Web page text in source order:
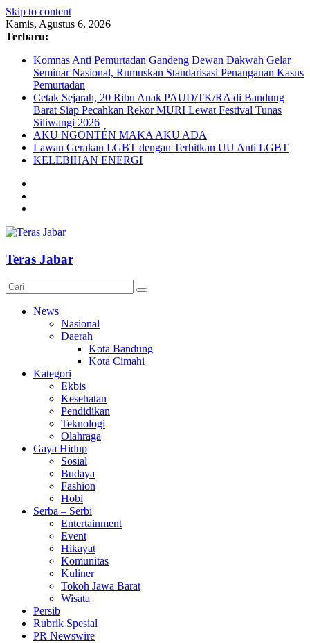
Skip to content
Kamis, Agustus 6, 2026
Terbaru:
Komnas Anti Pemurtadan Gandeng Dewan Dakwah Gelar
Seminar Nasional, Rumuskan Standarisasi Penanganan Kasus
Pemurtadan
Cetak Sejarah, 20 Ribu Anak PAUD/TK/RA di Bandung
Barat Siap Pecahkan Rekor MURI Lewat Festival Tunas
Siliwangi 2026
AKU NGONTÉN MAKA AKU ADA
Lawan Gerakan LGBT dengan Terbitkan UU Anti LGBT
KELEBIHAN ENERGI
Teras Jabar
News
Nasional
Daerah
Kota Bandung
Kota Cimahi
Kategori
Ekbis
Kesehatan
Pendidikan
Teknologi
Olahraga
Gaya Hidup
Sosial
Budaya
Fashion
Hobi
Serba – Serbi
Entertainment
Event
Hikayat
Komunitas
Kuliner
Tokoh Jawa Barat
Wisata
Persib
Rubrik Spesial
PR Newswire